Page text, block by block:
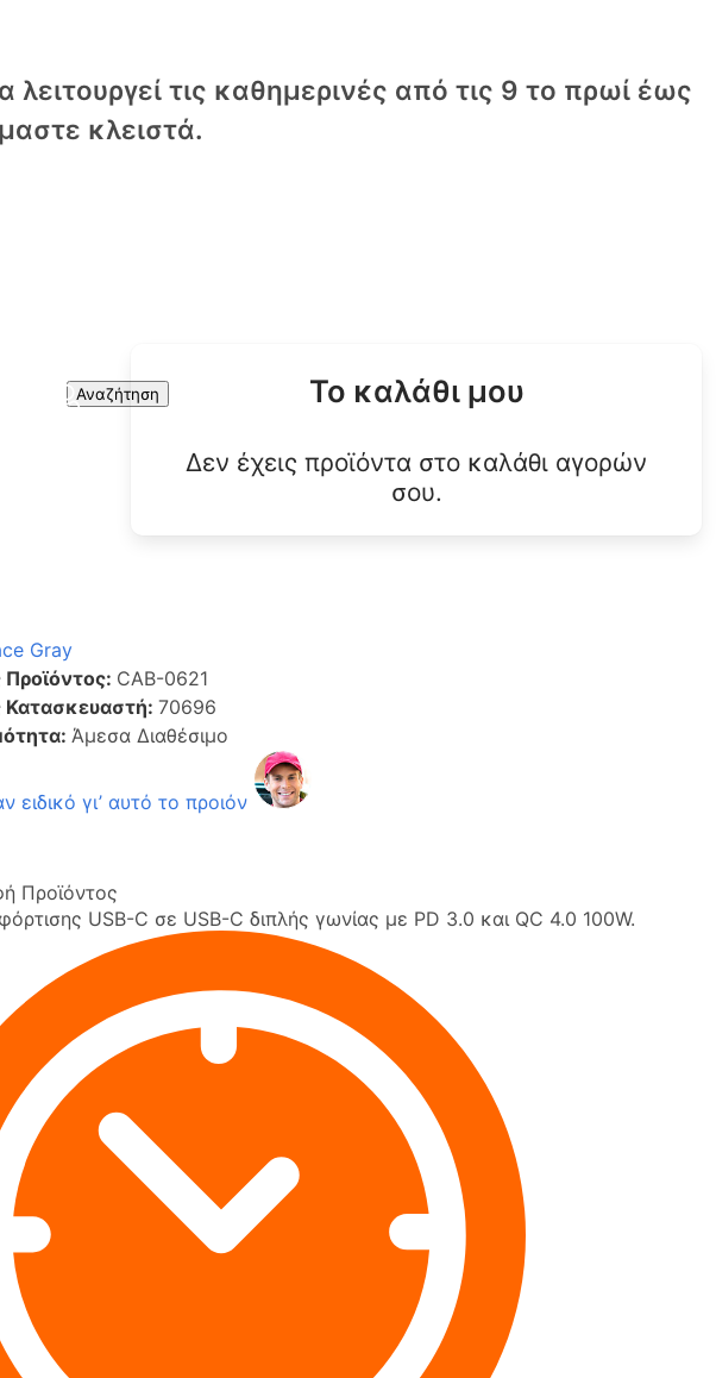
τις καθημερινές από τις 9 το πρωί έως
κλειστά.
Αναζήτηση Το καλάθι μου
Δεν έχεις προϊόντα στο καλάθι αγορών
σου.
Gray
CAB-0621
Κατασκευαστή: 70696
Άμεσα Διαθέσιμο
ειδικό γι’ αυτό το προιόν
Προϊόντος
USB-C σε USB-C διπλής γωνίας με PD 3.0 και QC 4.0 100W.